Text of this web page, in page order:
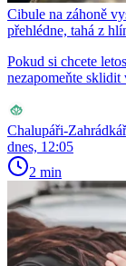
Cibule na záhoně
přehlédne, tahá z
Pokud si chcete
nezapomeňte
Chalupáři-
dnes, 12:05
2 min